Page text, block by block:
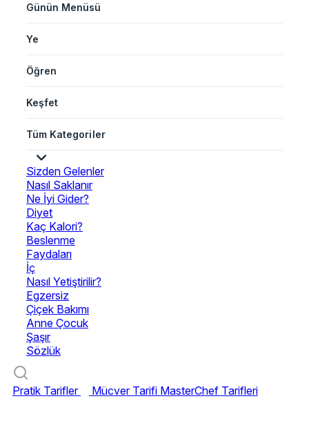
Günün Menüsü
Ye
Öğren
Keşfet
Tüm Kategoriler
Sizden Gelenler
Nasıl Saklanır
Ne İyi Gider?
Diyet
Kaç Kalori?
Beslenme
Faydaları
İç
Nasıl Yetiştirilir?
Egzersiz
Çiçek Bakımı
Anne Çocuk
Şaşır
Sözlük
Pratik Tarifler Mücver Tarifi MasterChef Tarifleri